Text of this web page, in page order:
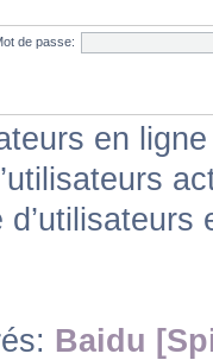
de passe:
en
Baidu